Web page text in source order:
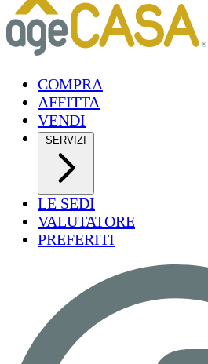
COMPRA
AFFITTA
VENDI
LE SEDI
VALUTATORE
PREFERITI